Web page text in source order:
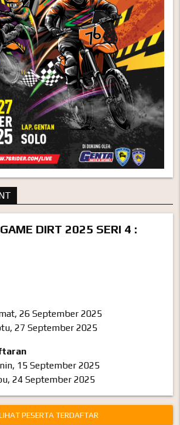
DIRT 2025 SERI 4 :
26 September 2025
27 September 2025
15 September 2025
24 September 2025
PESERTA TERDAFTAR